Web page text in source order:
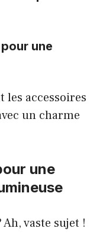
une
les accessoires
un charme
une
vaste sujet !